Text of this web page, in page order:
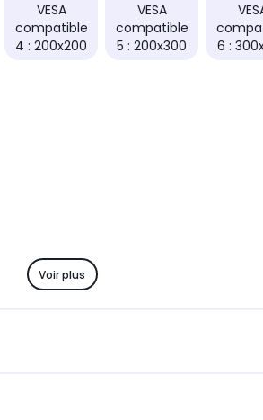
VESA
compatible
4 : 200x200
VESA
compatible
5 : 200x300
6 :
Voir plus